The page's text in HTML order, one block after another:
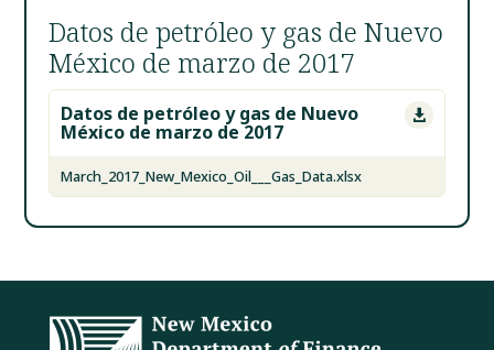
Datos de petróleo y gas de Nuevo
México de marzo de 2017

Datos de petróleo y gas de Nuevo
México de marzo de 2017
March_2017_New_Mexico_Oil___Gas_Data.xlsx